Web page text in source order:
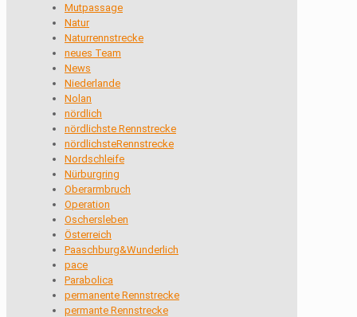
Mutpassage
Natur
Naturrennstrecke
neues Team
News
Niederlande
Nolan
nördlich
nördlichste Rennstrecke
nördlichsteRennstrecke
Nordschleife
Nürburgring
Oberarmbruch
Operation
Oschersleben
Österreich
Paaschburg&Wunderlich
pace
Parabolica
permanente Rennstrecke
permante Rennstrecke